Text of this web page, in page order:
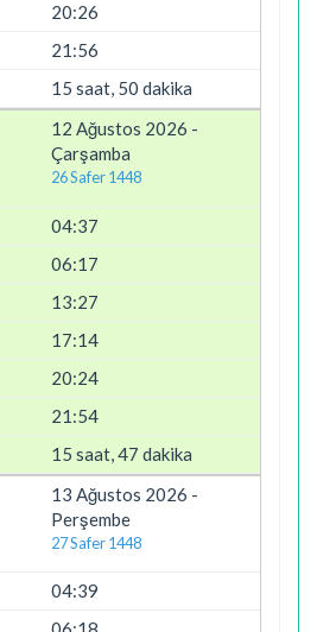
20:26
21:56
15 saat, 50 dakika
12 Ağustos 2026 -
Çarşamba
26 Safer 1448
04:37
06:17
13:27
17:14
20:24
21:54
15 saat, 47 dakika
13 Ağustos 2026 -
Perşembe
27 Safer 1448
04:39